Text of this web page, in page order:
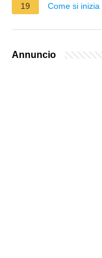
19 Come si
Annuncio